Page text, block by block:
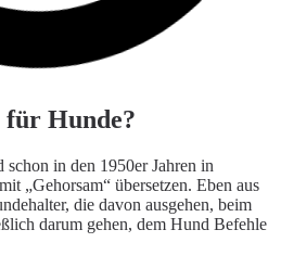
für Hunde?
schon in den 1950er Jahren in
„Gehorsam“ übersetzen. Eben aus
die davon ausgehen, beim
darum gehen, dem Hund Befehle